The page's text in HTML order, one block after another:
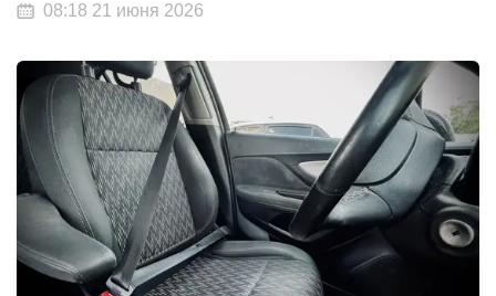
08:18 21 июня 2026